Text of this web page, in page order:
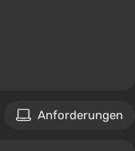
Anforderungen